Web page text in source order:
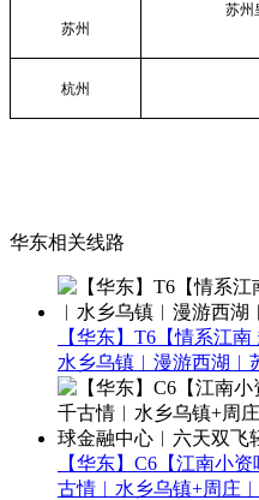
苏州
苏州
杭州
华东相关线路
【华东】T6【情系江
水乡乌镇︱漫游西湖︱
【华东】C6【江南小
古情︱水乡乌镇+周庄︱